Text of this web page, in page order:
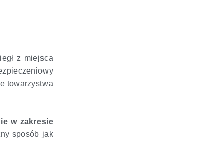
z miejsca
towarzystwa
w zakresie
sposób jak